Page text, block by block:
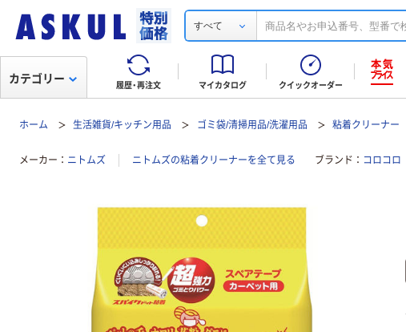
すべて
履歴・再注文 マイカタログ クイックオーダー
カテゴリー
ホーム 生活雑貨/キッチン用品 ゴミ袋/清掃用品/洗濯用品 粘着クリーナー
メーカー ニトムズ ニトムズの粘着クリーナーを全て見る ブランド コロコロ